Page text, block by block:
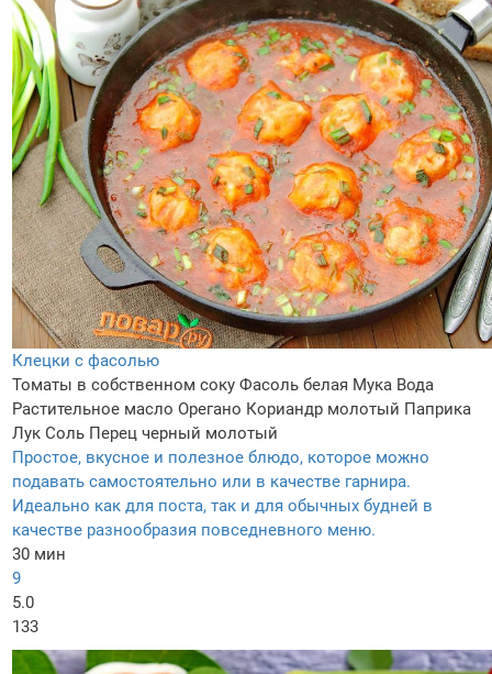
Клецки с фасолью
Томаты в собственном соку Фасоль белая Мука Вода
Растительное масло Орегано Кориандр молотый Паприка
Лук Соль Перец черный молотый
Простое, вкусное и полезное блюдо, которое можно
подавать самостоятельно или в качестве гарнира.
Идеально как для поста, так и для обычных будней в
качестве разнообразия повседневного меню.
30 мин
9
5.0
133